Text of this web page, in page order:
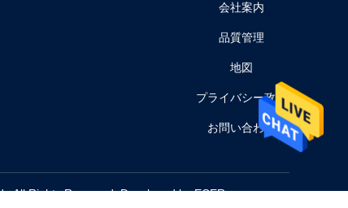
会社案内
品質管理
地図
プライバシー政策
お問い合わせ
All Rights Reserved. Developed byECER